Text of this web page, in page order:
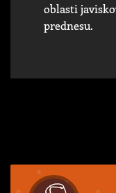
oblasti
prednesu.